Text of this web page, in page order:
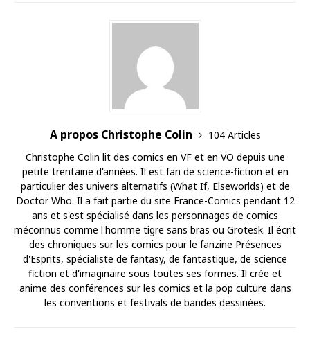
A propos Christophe Colin
104 Articles
Christophe Colin lit des comics en VF et en VO depuis une
petite trentaine d'années. Il est fan de science-fiction et en
particulier des univers alternatifs (What If, Elseworlds) et de
Doctor Who. Il a fait partie du site France-Comics pendant 12
ans et s'est spécialisé dans les personnages de comics
méconnus comme l'homme tigre sans bras ou Grotesk. Il écrit
des chroniques sur les comics pour le fanzine Présences
d'Esprits, spécialiste de fantasy, de fantastique, de science
fiction et d'imaginaire sous toutes ses formes. Il crée et
anime des conférences sur les comics et la pop culture dans
les conventions et festivals de bandes dessinées.